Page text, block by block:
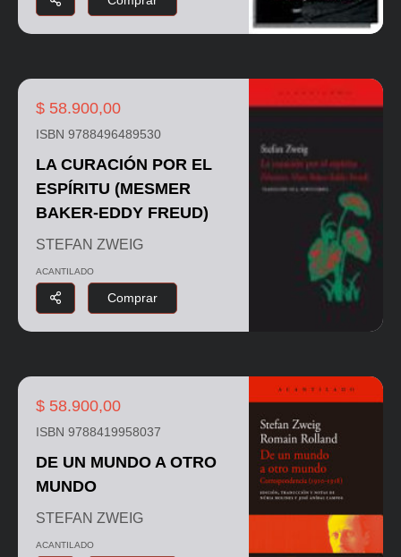
$ 58.900,00
ISBN 9788496489530
LA CURACIÓN POR EL
ESPÍRITU (MESMER
BAKER-EDDY FREUD)
STEFAN ZWEIG
ACANTILADO
Comprar
$ 58.900,00
ISBN 9788419958037
DE UN MUNDO A OTRO
MUNDO
STEFAN ZWEIG
ACANTILADO